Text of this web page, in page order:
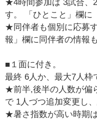
★4時間参加は 3試合、
す。 「ひとこと」欄に
★同伴者も個別に応募
報」欄に同伴者の情報も
■１面に付き。
最終 6人か、最大7人枠
★前半,後半の人数が偏
で 1人づつ追加変更し
★暑さ指数が高い時期は